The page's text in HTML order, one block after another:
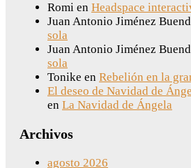
Romi en Headspace
Juan Antonio Jiménez
sola
Juan Antonio Jiménez
sola
Tonike en Rebelión en la
El deseo de Navidad de
en La Navidad de Ángela
Archivos
agosto 2026